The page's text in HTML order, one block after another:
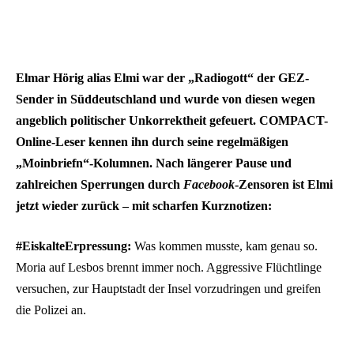
Elmar Hörig alias Elmi war der „Radiogott“ der GEZ-
Sender in Süddeutschland und wurde von diesen wegen
angeblich politischer Unkorrektheit gefeuert. COMPACT-
Online-Leser kennen ihn durch seine regelmäßigen
„Moinbriefn“-Kolumnen. Nach längerer Pause und
zahlreichen Sperrungen durch Facebook-Zensoren ist Elmi
jetzt wieder zurück – mit scharfen Kurznotizen:
#EiskalteErpressung: Was kommen musste, kam genau so.
Moria auf Lesbos brennt immer noch. Aggressive Flüchtlinge
versuchen, zur Hauptstadt der Insel vorzudringen und greifen
die Polizei an.